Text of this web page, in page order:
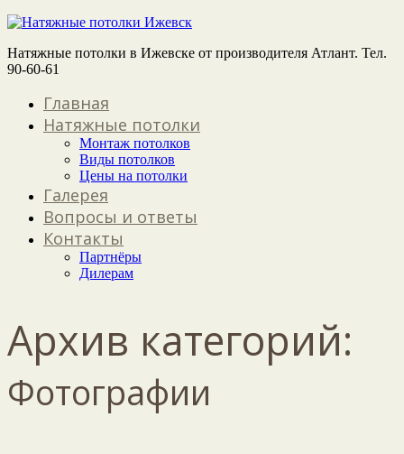
Натяжные потолки в Ижевске от производителя Атлант. Тел.
90-60-61
Главная
Натяжные потолки
Монтаж потолков
Виды потолков
Цены на потолки
Галерея
Вопросы и ответы
Контакты
Партнёры
Дилерам
Архив категорий:
Фотографии